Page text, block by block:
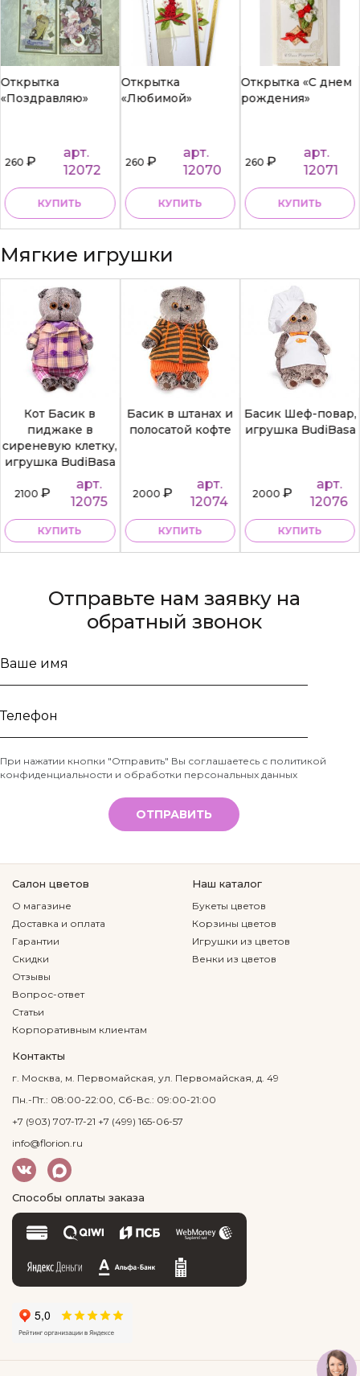
Открытка
«Поздравляю»
260₽
арт.
12072
КУПИТЬ
Открытка
«Любимой»
260₽
арт.
12070
КУПИТЬ
Открытка «С днем
рождения»
260₽
арт.
12071
КУПИТЬ
Мягкие игрушки
Кот Басик в
пиджаке в
сиреневую клетку,
игрушка BudiBasa
2100₽
арт.
12075
КУПИТЬ
Басик в штанах и
полосатой кофте
2000₽
арт.
12074
КУПИТЬ
Басик Шеф-повар,
игрушка BudiBasa
2000₽
арт.
12076
КУПИТЬ
Отправьте нам заявку на
обратный звонок
Ваше
Телефон
*
При нажатии кнопки "Отправить" Вы соглашаетесь с политикой
конфиденциальности и обработки персональных данных
ОТПРАВИТЬ
Салон цветов
О магазине
Доставка и оплата
Гарантии
Скидки
Отзывы
Вопрос-ответ
Статьи
Корпоративным клиентам
Наш каталог
Букеты цветов
Корзины цветов
Игрушки из цветов
Венки из цветов
Контакты
г. Москва, м. Первомайская, ул. Первомайская, д. 49
Пн.-Пт.: 08:00-22:00, Сб-Вс.: 09:00-21:00
+7 (903) 707-17-21 +7 (499) 165-06-57
info@florion.ru
Способы оплаты заказа